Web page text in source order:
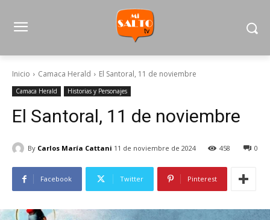
Inicio Camaca Herald El Santoral, 11 de noviembre
Camaca Herald Historias y Personajes
El Santoral, 11 de noviembre
By Carlos María Cattani 11 de noviembre de 2024 0
458
Facebook Twitter Pinterest